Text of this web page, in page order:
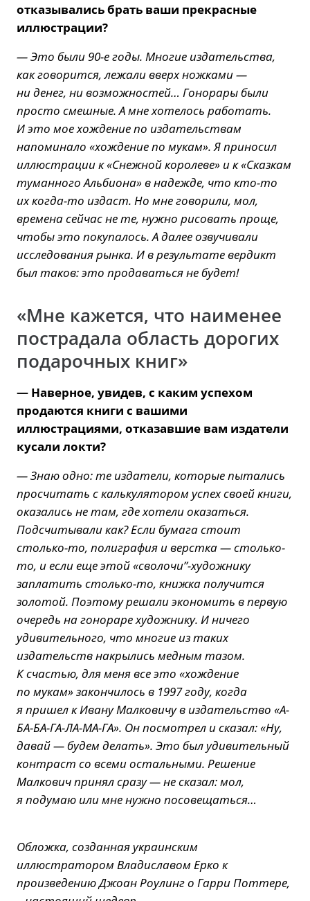
отказывались брать ваши прекрасные
иллюстрации?
— Это были 90-е годы. Многие издательства,
как говорится, лежали вверх ножками —
ни денег, ни возможностей… Гонорары были
просто смешные. А мне хотелось работать.
И это мое хождение по издательствам
напоминало «хождение по мукам». Я приносил
иллюстрации к «Снежной королеве» и к «Сказкам
туманного Альбиона» в надежде, что кто-то
их когда-то издаст. Но мне говорили, мол,
времена сейчас не те, нужно рисовать проще,
чтобы это покупалось. А далее озвучивали
исследования рынка. И в результате вердикт
был таков: это продаваться не будет!
«Мне кажется, что наименее
пострадала область дорогих
подарочных книг»
— Наверное, увидев, с каким успехом
продаются книги с вашими
иллюстрациями, отказавшие вам издатели
кусали локти?
— Знаю одно: те издатели, которые пытались
просчитать с калькулятором успех своей книги,
оказались не там, где хотели оказаться.
Подсчитывали как? Если бумага стоит
столько-то, полиграфия и верстка — столько-
то, и если еще этой «сволочи”-художнику
заплатить столько-то, книжка получится
золотой. Поэтому решали экономить в первую
очередь на гонораре художнику. И ничего
удивительного, что многие из таких
издательств накрылись медным тазом.
К счастью, для меня все это «хождение
по мукам» закончилось в 1997 году, когда
я пришел к Ивану Малковичу в издательство «А-
БА-БА-ГА-ЛА-МА-ГА». Он посмотрел и сказал: «Ну,
давай — будем делать». Это был удивительный
контраст со всеми остальными. Решение
Малкович принял сразу — не сказал: мол,
я подумаю или мне нужно посовещаться…
Обложка, созданная украинским
иллюстратором Владиславом Ерко к
произведению Джоан Роулинг о Гарри Поттере,